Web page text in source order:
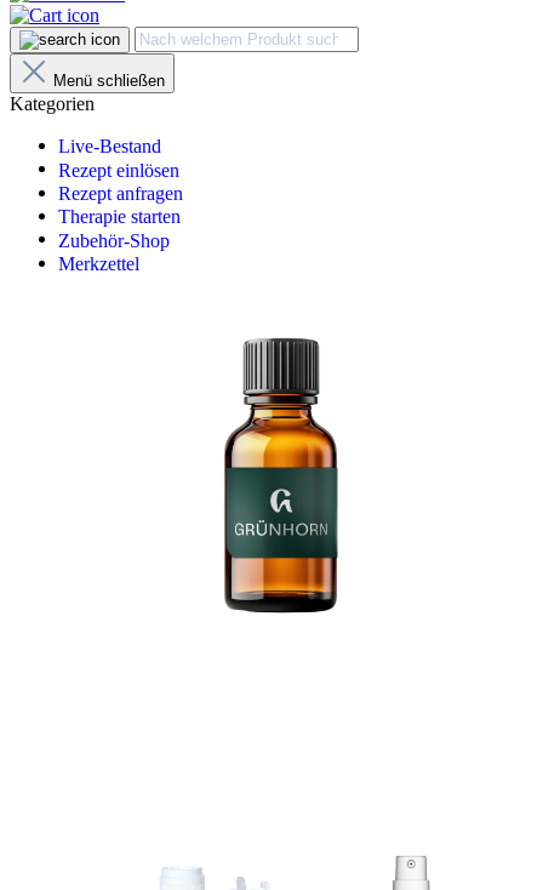
Menü schließen
Kategorien
Live-Bestand
Rezept einlösen
Rezept anfragen
Therapie starten
Zubehör-Shop
Merkzettel